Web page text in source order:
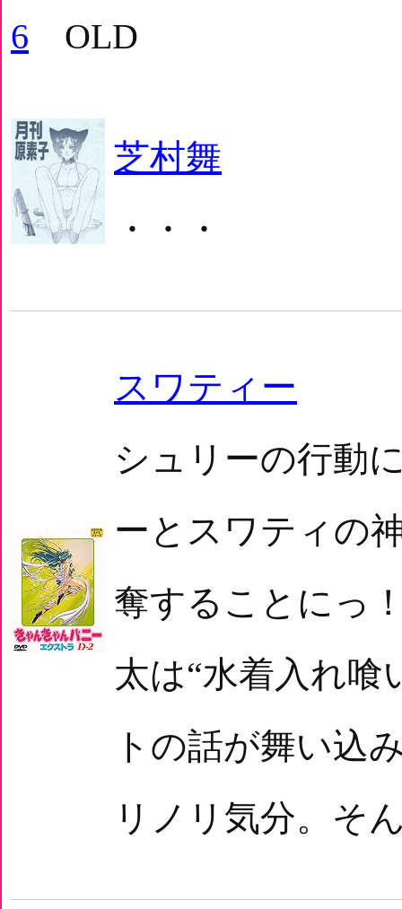
6 OLD
芝村舞
・・・
スワティー
シュリーの行動
ーとスワティの
奪することにっ
太は“水着入れ喰
トの話が舞い込
リノリ気分。そ